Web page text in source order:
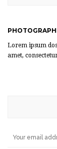
Lorem ipsum
amet,